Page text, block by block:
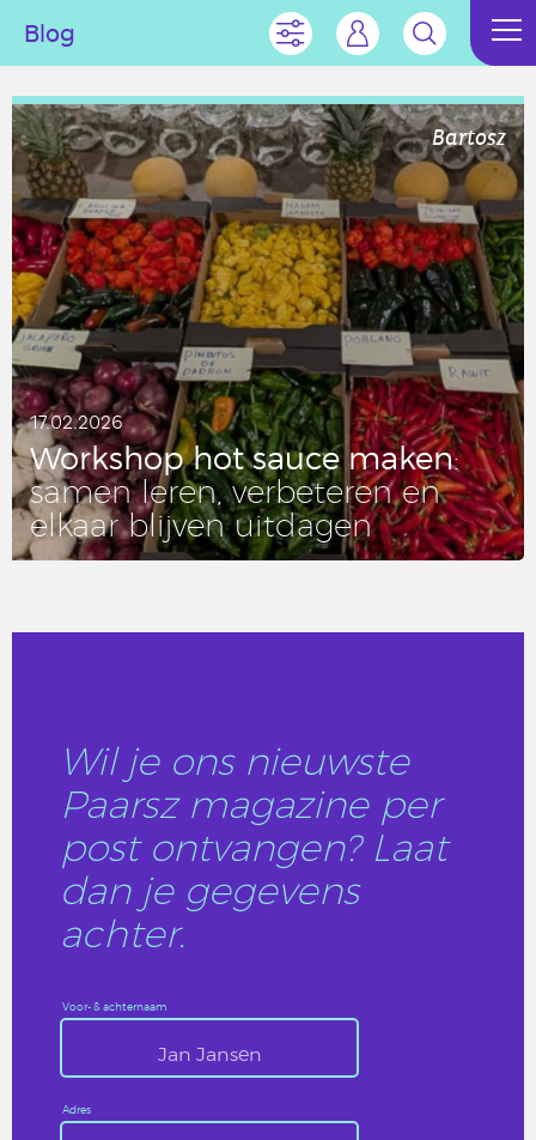
Blog
Bartosz
17.02.2026
Work­shop hot sauce maken:
samen leren, ver­be­te­ren en
elkaar blijven uit­da­gen
Wil je ons nieuwste
Paarsz magazine per
post ontvangen? Laat
dan je gegevens
achter.
Voor- & achternaam
Adres